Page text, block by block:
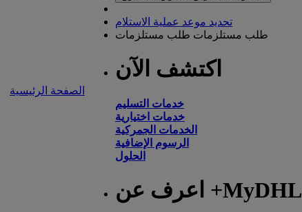
الصفحة الرئيسية
تحديد موعد عملية الاستلام
طلب مستلزمات طلب مستلزمات
اكتشف الآن
خدمات التسليم
خدمات اختيارية
الخدمات الجمركية
الرسوم الإضافية
الحلول
اعرف عن +MyDHL